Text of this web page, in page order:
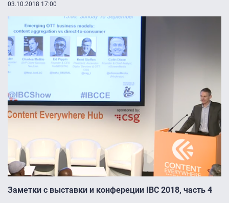
03.10.2018 17:00
Заметки с выставки и конфереции IBC 2018, часть 4